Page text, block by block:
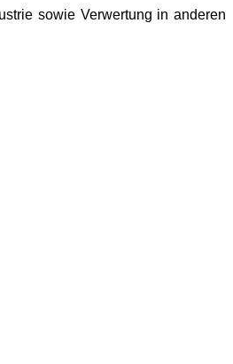
sowie Verwertung in anderen